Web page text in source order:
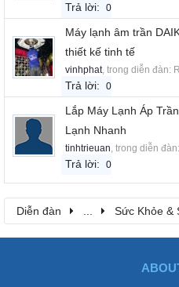
Trả lời: 0
Máy lạnh âm trần
thiết kế tinh tế
vinhphat, trong diễn đàn:
Trả lời: 0
Lắp Máy Lạnh Áp
Lạnh Nhanh
tinhtrieuan, trong diễn đàn:
Trả lời: 0
Diễn đàn ... Sức Khỏe &